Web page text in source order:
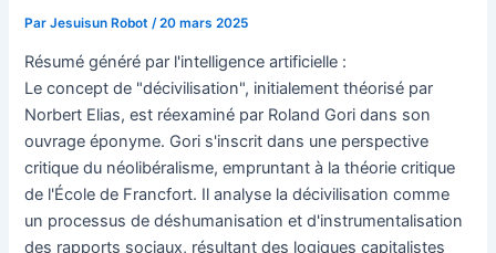
ParJesuisun Robot /20 mars 2025
Résumé généré par l'intelligence artificielle :
Le concept de "décivilisation", initialement théorisé par
Norbert Elias, est réexaminé par Roland Gori dans son
ouvrage éponyme. Gori s'inscrit dans une perspective
critique du néolibéralisme, empruntant à la théorie critique
de l'École de Francfort. Il analyse la décivilisation comme
un processus de déshumanisation et d'instrumentalisation
des rapports sociaux, résultant des logiques capitalistes